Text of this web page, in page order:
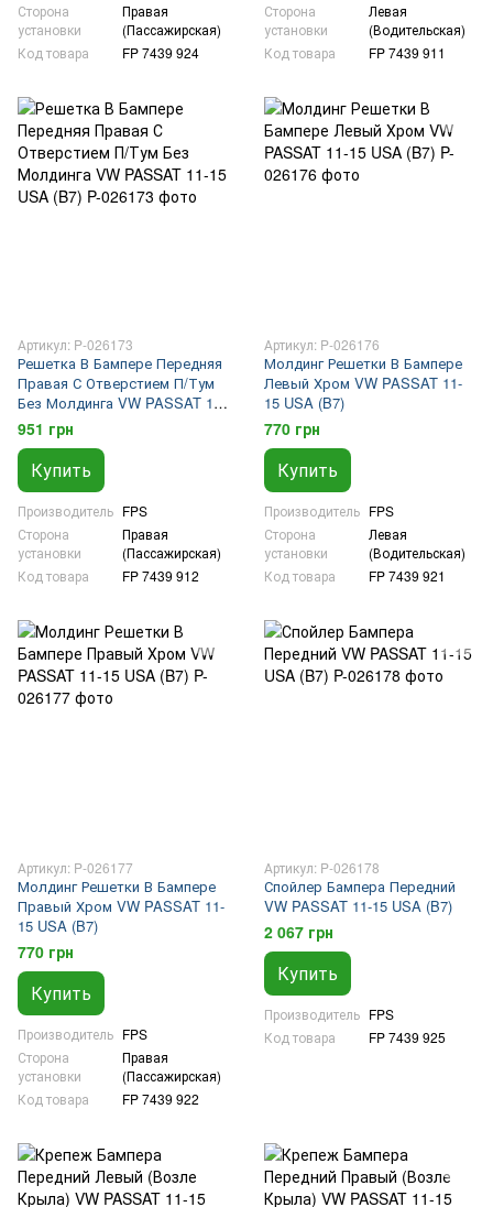
Сторона
установки
Правая
(Пассажирская)
Код товара
FP 7439 924
Сторона
установки
Левая
(Водительская)
Код товара
FP 7439 911
Артикул: P-026173
Решетка В Бампере Передняя
Правая С Отверстием П/Тум
Без Молдинга VW PASSAT 11-
15 USA (B7)
951 грн
Купить
Производитель FPS
Сторона
установки
Правая
(Пассажирская)
Код товара
FP 7439 912
Артикул: P-026176
Молдинг Решетки В Бампере
Левый Хром VW PASSAT 11-
15 USA (B7)
770 грн
Купить
Производитель FPS
Сторона
установки
Левая
(Водительская)
Код товара
FP 7439 921
Артикул: P-026177
Молдинг Решетки В Бампере
Правый Хром VW PASSAT 11-
15 USA (B7)
770 грн
Купить
Производитель FPS
Сторона
установки
Правая
(Пассажирская)
Код товара
FP 7439 922
Артикул: P-026178
Спойлер Бампера Передний
VW PASSAT 11-15 USA (B7)
2 067 грн
Купить
Производитель FPS
Код товара
FP 7439 925